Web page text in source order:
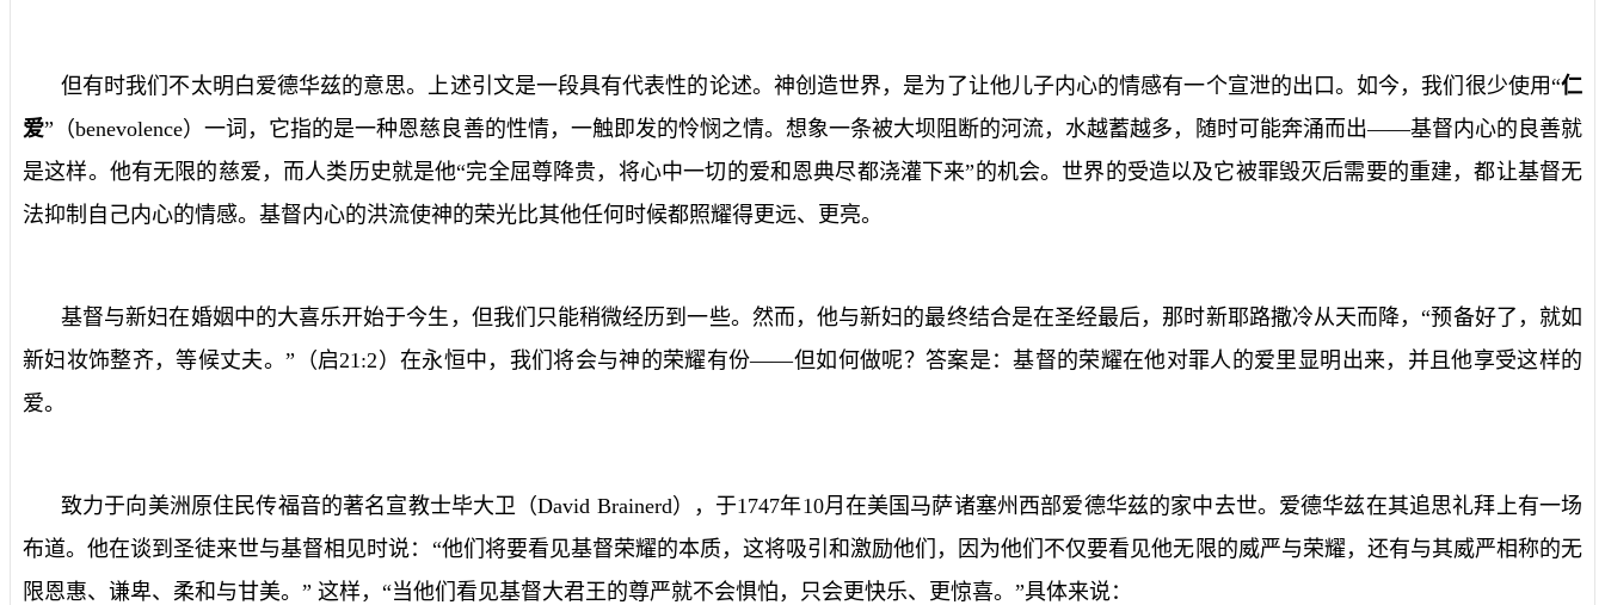
但有时我们不太明白爱德华兹的意思。上述引文是一段具有代表性的论述。神创造世界，是为了让他儿子内心的情感有一个宣泄的出口。如今，我们很少使用“仁
爱”（benevolence）一词，它指的是一种恩慈良善的性情，一触即发的怜悯之情。想象一条被大坝阻断的河流，水越蓄越多，随时可能奔涌而出——基督内心的良善就
是这样。他有无限的慈爱，而人类历史就是他“完全屈尊降贵，将心中一切的爱和恩典尽都浇灌下来”的机会。世界的受造以及它被罪毁灭后需要的重建，都让基督无
法抑制自己内心的情感。基督内心的洪流使神的荣光比其他任何时候都照耀得更远、更亮。
基督与新妇在婚姻中的大喜乐开始于今生，但我们只能稍微经历到一些。然而，他与新妇的最终结合是在圣经最后，那时新耶路撒冷从天而降，“预备好了，就如
新妇妆饰整齐，等候丈夫。”（启21:2）在永恒中，我们将会与神的荣耀有份——但如何做呢？答案是：基督的荣耀在他对罪人的爱里显明出来，并且他享受这样的
爱。
致力于向美洲原住民传福音的著名宣教士毕大卫（David Brainerd），于1747年10月在美国马萨诸塞州西部爱德华兹的家中去世。爱德华兹在其追思礼拜上有一场
布道。他在谈到圣徒来世与基督相见时说：“他们将要看见基督荣耀的本质，这将吸引和激励他们，因为他们不仅要看见他无限的威严与荣耀，还有与其威严相称的无
限恩惠、谦卑、柔和与甘美。” 这样，“当他们看见基督大君王的尊严就不会惧怕，只会更快乐、更惊喜。”具体来说：